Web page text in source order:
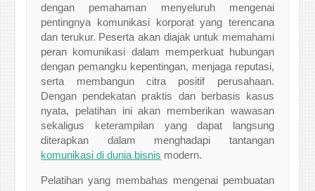
dengan pemahaman menyeluruh mengenai
pentingnya komunikasi korporat yang terencana
dan terukur. Peserta akan diajak untuk memahami
peran komunikasi dalam memperkuat hubungan
dengan pemangku kepentingan, menjaga reputasi,
serta membangun citra positif perusahaan.
Dengan pendekatan praktis dan berbasis kasus
nyata, pelatihan ini akan memberikan wawasan
sekaligus keterampilan yang dapat langsung
diterapkan dalam menghadapi tantangan
komunikasi di dunia bisnis modern.
Pelatihan yang membahas mengenai pembuatan